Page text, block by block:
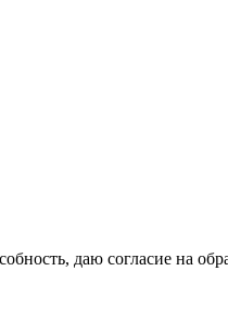
даю согласие на